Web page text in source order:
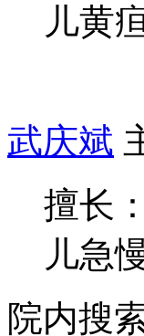
儿黄
武庆斌
擅长
儿急
院内搜